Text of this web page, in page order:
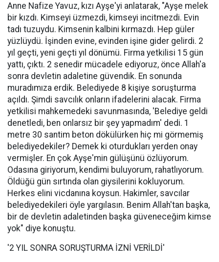
Anne Nafize Yavuz, kızı Ayşe'yi anlatarak, "Ayşe melek
bir kızdı. Kimseyi üzmezdi, kimseyi incitmezdi. Evin
tadı tuzuydu. Kimsenin kalbini kırmazdı. Hep güler
yüzlüydü. İşinden evine, evinden işine gider gelirdi. 2
yıl geçti, yeni geçti yıl dönümü. Firma yetkilisi 15 gün
yattı, çıktı. 2 senedir mücadele ediyoruz, önce Allah'a
sonra devletin adaletine güvendik. En sonunda
muradımıza erdik. Belediyede 8 kişiye soruşturma
açıldı. Şimdi savcılık onların ifadelerini alacak. Firma
yetkilisi mahkemedeki savunmasında, 'Belediye geldi
denetledi, ben onlarsız bir şey yapmadım' dedi. 1
metre 30 santim beton dökülürken hiç mi görmemiş
belediyedekiler? Demek ki oturdukları yerden onay
vermişler. En çok Ayşe'min gülüşünü özlüyorum.
Odasına giriyorum, kendimi buluyorum, rahatlıyorum.
Öldüğü gün sırtında olan giysilerini kokluyorum.
Herkes elini vicdanına koysun. Hakimler, savcılar
belediyedekileri öyle yargılasın. Benim Allah'tan başka,
bir de devletin adaletinden başka güveneceğim kimse
yok" diye konuştu.
'2 YIL SONRA SORUŞTURMA İZNİ VERİLDİ'